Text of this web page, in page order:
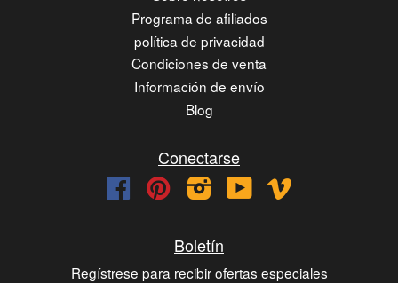
Programa de afiliados
política de privacidad
Condiciones de venta
Información de envío
Blog
Conectarse
FacebookPinterest InstagramYouTube
Boletín
Regístrese para recibir ofertas especiales